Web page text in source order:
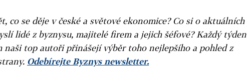
co se děje v české a světové ekonomice? Co si o aktuálních
lidé z byznysu, majitelé firem a jejich šéfové? Každý týden
naši top autoři přinášejí výběr toho nejlepšího a pohled z
Odebírejte Byznys newsletter.